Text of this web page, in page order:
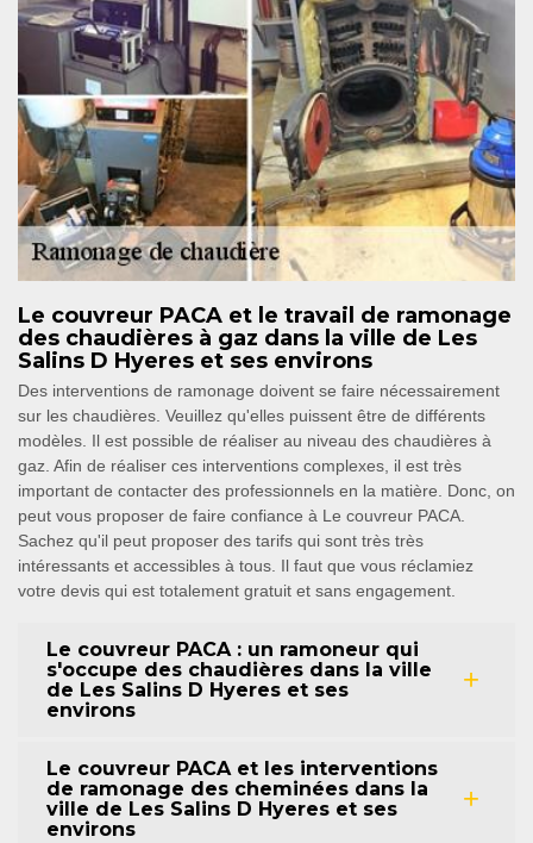
Le couvreur PACA et le travail de ramonage
des chaudières à gaz dans la ville de Les
Salins D Hyeres et ses environs
Des interventions de ramonage doivent se faire nécessairement
sur les chaudières. Veuillez qu'elles puissent être de différents
modèles. Il est possible de réaliser au niveau des chaudières à
gaz. Afin de réaliser ces interventions complexes, il est très
important de contacter des professionnels en la matière. Donc, on
peut vous proposer de faire confiance à Le couvreur PACA.
Sachez qu'il peut proposer des tarifs qui sont très très
intéressants et accessibles à tous. Il faut que vous réclamiez
votre devis qui est totalement gratuit et sans engagement.
Le couvreur PACA : un ramoneur qui
s'occupe des chaudières dans la ville
de Les Salins D Hyeres et ses
environs
Le couvreur PACA et les interventions
de ramonage des cheminées dans la
ville de Les Salins D Hyeres et ses
environs